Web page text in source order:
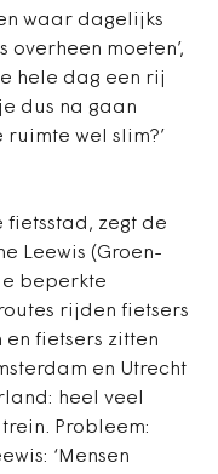
waar dagelijks
moeten’,
hele dag een rij
dus na gaan
wel slim?’
fietsstad, zegt de
Leewis (Groen-
beperkte
rijden fietsers
en fietsers zitten
en Utrecht
heel veel
Probleem:
‘Mensen